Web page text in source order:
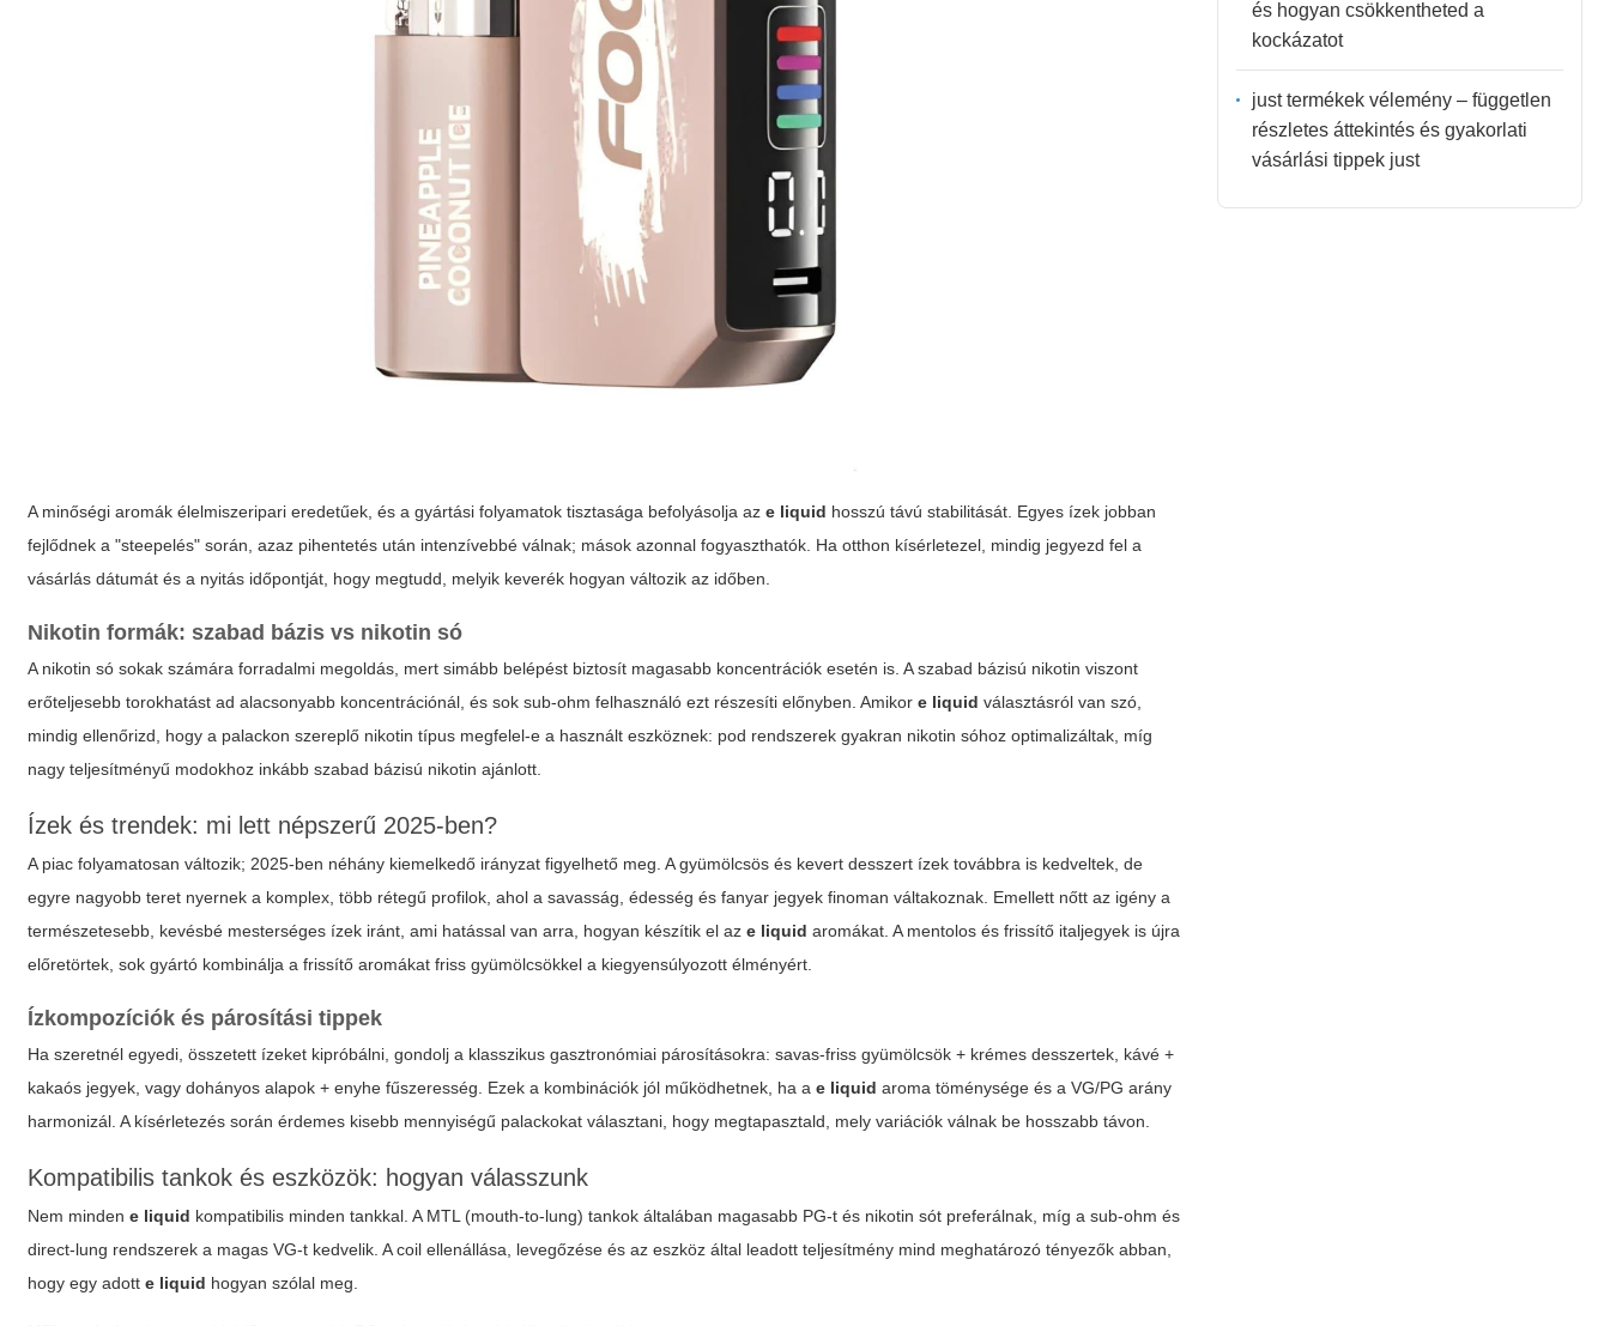
A minőségi aromák élelmiszeripari eredetűek, és a gyártási folyamatok tisztasága befolyásolja aze liquid hosszú távú stabilitását. Egyes ízek jobban
fejlődnek a "steepelés" során, azaz pihentetés után intenzívebbé válnak; mások azonnal fogyaszthatók. Ha otthon kísérletezel, mindig jegyezd fel a
vásárlás dátumát és a nyitás időpontját, hogy megtudd, melyik keverék hogyan változik az időben.
Nikotin formák: szabad bázis vs nikotin só
A nikotin só sokak számára forradalmi megoldás, mert simább belépést biztosít magasabb koncentrációk esetén is. A szabad bázisú nikotin viszont
erőteljesebb torokhatást ad alacsonyabb koncentrációnál, és sok sub-ohm felhasználó ezt részesíti előnyben. Amikore liquid választásról van szó,
mindig ellenőrizd, hogy a palackon szereplő nikotin típus megfelel-e a használt eszköznek: pod rendszerek gyakran nikotin sóhoz optimalizáltak, míg
nagy teljesítményű modokhoz inkább szabad bázisú nikotin ajánlott.
Ízek és trendek: mi lett népszerű 2025-ben?
A piac folyamatosan változik; 2025-ben néhány kiemelkedő irányzat figyelhető meg. A gyümölcsös és kevert desszert ízek továbbra is kedveltek, de
egyre nagyobb teret nyernek a komplex, több rétegű profilok, ahol a savasság, édesség és fanyar jegyek finoman váltakoznak. Emellett nőtt az igény a
természetesebb, kevésbé mesterséges ízek iránt, ami hatással van arra, hogyan készítik el aze liquid aromákat. A mentolos és frissítő italjegyek is újra
előretörtek, sok gyártó kombinálja a frissítő aromákat friss gyümölcsökkel a kiegyensúlyozott élményért.
Ízkompozíciók és párosítási tippek
Ha szeretnél egyedi, összetett ízeket kipróbálni, gondolj a klasszikus gasztronómiai párosításokra: savas-friss gyümölcsök + krémes desszertek, kávé +
kakaós jegyek, vagy dohányos alapok + enyhe fűszeresség. Ezek a kombinációk jól működhetnek, ha ae liquid aroma töménysége és a VG/PG arány
harmonizál. A kísérletezés során érdemes kisebb mennyiségű palackokat választani, hogy megtapasztald, mely variációk válnak be hosszabb távon.
Kompatibilis tankok és eszközök: hogyan válasszunk
Nem mindene liquid kompatibilis minden tankkal. A MTL (mouth-to-lung) tankok általában magasabb PG-t és nikotin sót preferálnak, míg a sub-ohm és
direct-lung rendszerek a magas VG-t kedvelik. A coil ellenállása, levegőzése és az eszköz által leadott teljesítmény mind meghatározó tényezők abban,
hogy egy adotte liquid hogyan szólal meg.
és hogyan csökkentheted a
kockázatot
just termékek vélemény – független
részletes áttekintés és gyakorlati
vásárlási tippek just